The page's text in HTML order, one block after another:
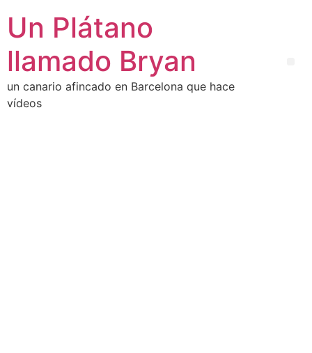
Un Plátano
llamado Bryan
un canario afincado en Barcelona que hace
vídeos